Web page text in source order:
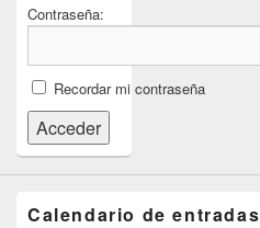
Contraseña:
Recordar mi contraseña
Acceder
Calendario de entradas